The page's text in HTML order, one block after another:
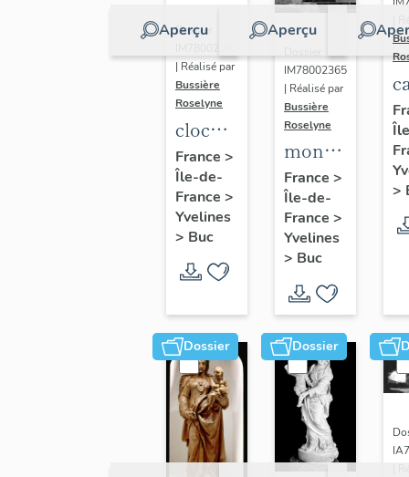
Aperçu
Dossier
| Réalisé par
Bussière
Roselyne
cloche
dite
Louise
Auguste
Adélaïde
France >
Île-de-
France >
Yvelines
> Buc
Aperçu
IM78002365
| Réalisé par
Bussière
Roselyne
monument
funéraire
de
Jean
Casale
France >
Île-de-
France >
Yvelines
> Buc
>
Dossier Dossier